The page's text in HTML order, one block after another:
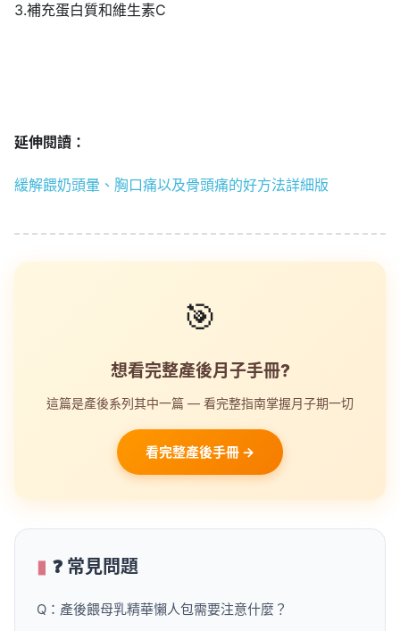
3.補充蛋白質和維生素C
延伸閱讀：
緩解餵奶頭暈、胸口痛以及骨頭痛的好方法詳細版
🎯
想看完整產後月子手冊?
這篇是產後系列其中一篇 — 看完整指南掌握月子期一切
看完整產後手冊 →
❓ 常見問題
Q：產後餵母乳精華懶人包需要注意什麼？